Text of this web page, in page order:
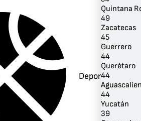
Deportes
Quintana
49
Zacatecas
45
Guerrero
44
Querétaro
44
44
Yucatán
39